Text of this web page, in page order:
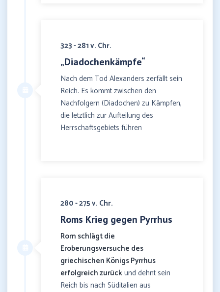
323 - 281 v. Chr.
„Diadochenkämpfe“
Nach dem Tod Alexanders zerfällt sein
Reich. Es kommt zwischen den
Nachfolgern (Diadochen) zu Kämpfen,
die letztlich zur Aufteilung des
Herrschaftsgebiets führen
280 - 275 v. Chr.
Roms Krieg gegen Pyrrhus
Rom schlägt die
Eroberungsversuche des
griechischen Königs Pyrrhus
erfolgreich zurückund dehnt sein
Reich bis nach Süditalien aus